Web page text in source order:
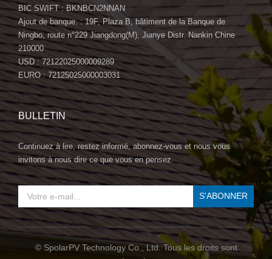
BIC SWIFT : BKNBCN2NNAN
Ajout de banque. : 19F, Plaza B, bâtiment de la Banque de
Ningbo, route n°229 Jiangdong(M), Jianye Distr. Nankin Chine
210000
USD : 72122025000009289
EURO : 72125025000003031
BULLETIN
Continuez à lire, restez informé, abonnez-vous et nous vous
invitons à nous dire ce que vous en pensez.
© SpolarPV Technology Co., Ltd. Tous les droits sont